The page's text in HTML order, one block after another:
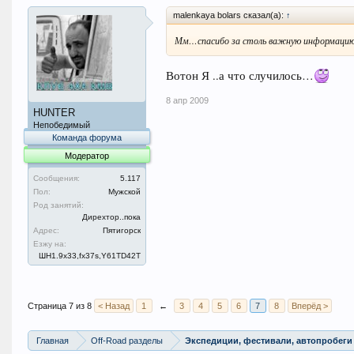
HUNTER
Непобедимый
Команда форума
Модератор
Сообщения:
5.117
Пол:
Мужской
Род занятий:
Дирехтор..пока
Адрес:
Пятигорск
Езжу на:
ШН1.9x33,fx37s,Y61TD42T
malenkaya bolars сказал(а): ↑
Мм…спасибо за столь важную
Вотон Я ..а что случилось…
8 апр 2009
Страница 7 из 8 < Назад 1 ← 3 4 5 6 7 8 Вперёд >
Главная Off-Road разделы Экспедиции, фестивали, автопробеги